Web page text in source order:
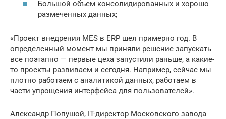
Большой объем консолидированных и хорошо
размеченных данных;
«Проект внедрения MES в ERP шел примерно год. В
определенный момент мы приняли решение запускать
все поэтапно — первые цеха запустили раньше, а какие-
то проекты развиваем и сегодня. Например, сейчас мы
плотно работаем с аналитикой данных, работаем в
части упрощения интерфейса для пользователей».
Александр Попушой, IT-директор Московского завода